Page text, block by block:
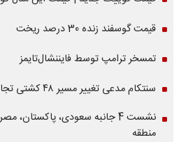
قیمت گوسفند زنده 30 درصد ریخت
تمسخر ترامپ توسط فایننشال‌تایمز
سنتکام مدعی تغییر مسیر ۴۸ کشتی تجاری شد
نشست 4 جانبه سعودی، پاکستان،
منطقه